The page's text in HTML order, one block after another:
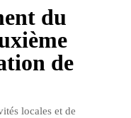
du
de
locales et de